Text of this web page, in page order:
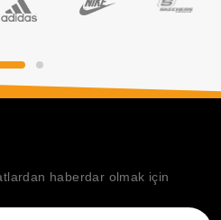
haberdar olmak için